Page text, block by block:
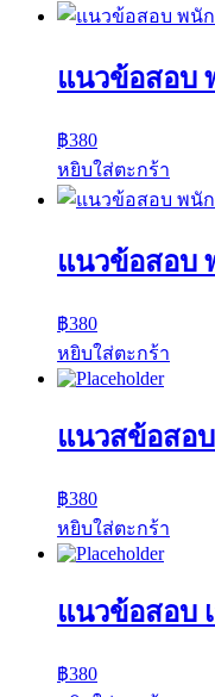
แนวข้อสอบ
฿380
หยิบใส่ตะกร้า
แนวข้อสอบ
฿380
หยิบใส่ตะกร้า
แนวสข้อสอ
฿380
หยิบใส่ตะกร้า
แนวข้อสอบ
฿380